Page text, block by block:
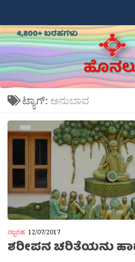
ಟ್ಯಾಗ್: ಅನುಬಾವ
ನಲ್ಬರಹ 12/07/2017
ಶರೀಪನ ಚರಿತೆಯನು